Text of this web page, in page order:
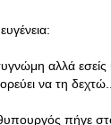
αλλά εσείς
να τη δεχτώ...
πήγε